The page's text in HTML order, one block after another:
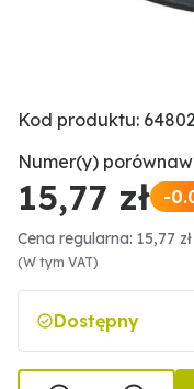
Kod produktu:
Numer(y)
15,77 zł -
Cena regularna: 15,77 zł
(W tym VAT)
Dostępny